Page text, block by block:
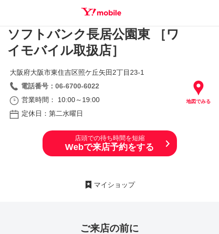
SEARCH
ソフトバンク長居公園東 ［ワ
イモバイル取扱店］
地図でみる
大阪府大阪市東住吉区照ケ丘矢田2丁目23‐1
電話番号：06-6700-6022
営業時間： 10:00～19:00
定休日：第二水曜日
店頭での待ち時間を短縮
Webで来店予約をする
マイショップ
ご来店の前に